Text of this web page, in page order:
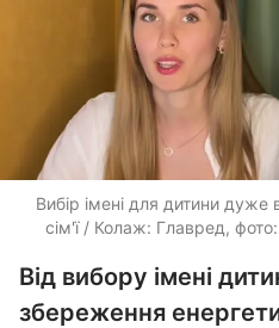
Вибір імені для дитини
сім'ї / Колаж: Главред,
Від вибору імені
збереження